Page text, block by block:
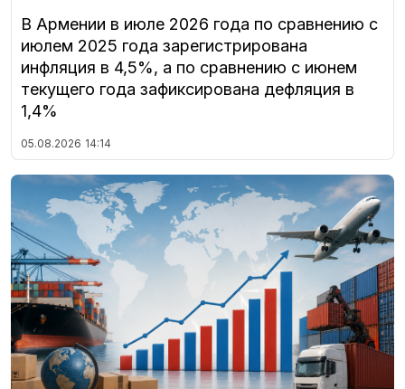
В Армении в июле 2026 года по сравнению с
июлем 2025 года зарегистрирована
инфляция в 4,5%, а по сравнению с июнем
текущего года зафиксирована дефляция в
1,4%
05.08.2026 14:14